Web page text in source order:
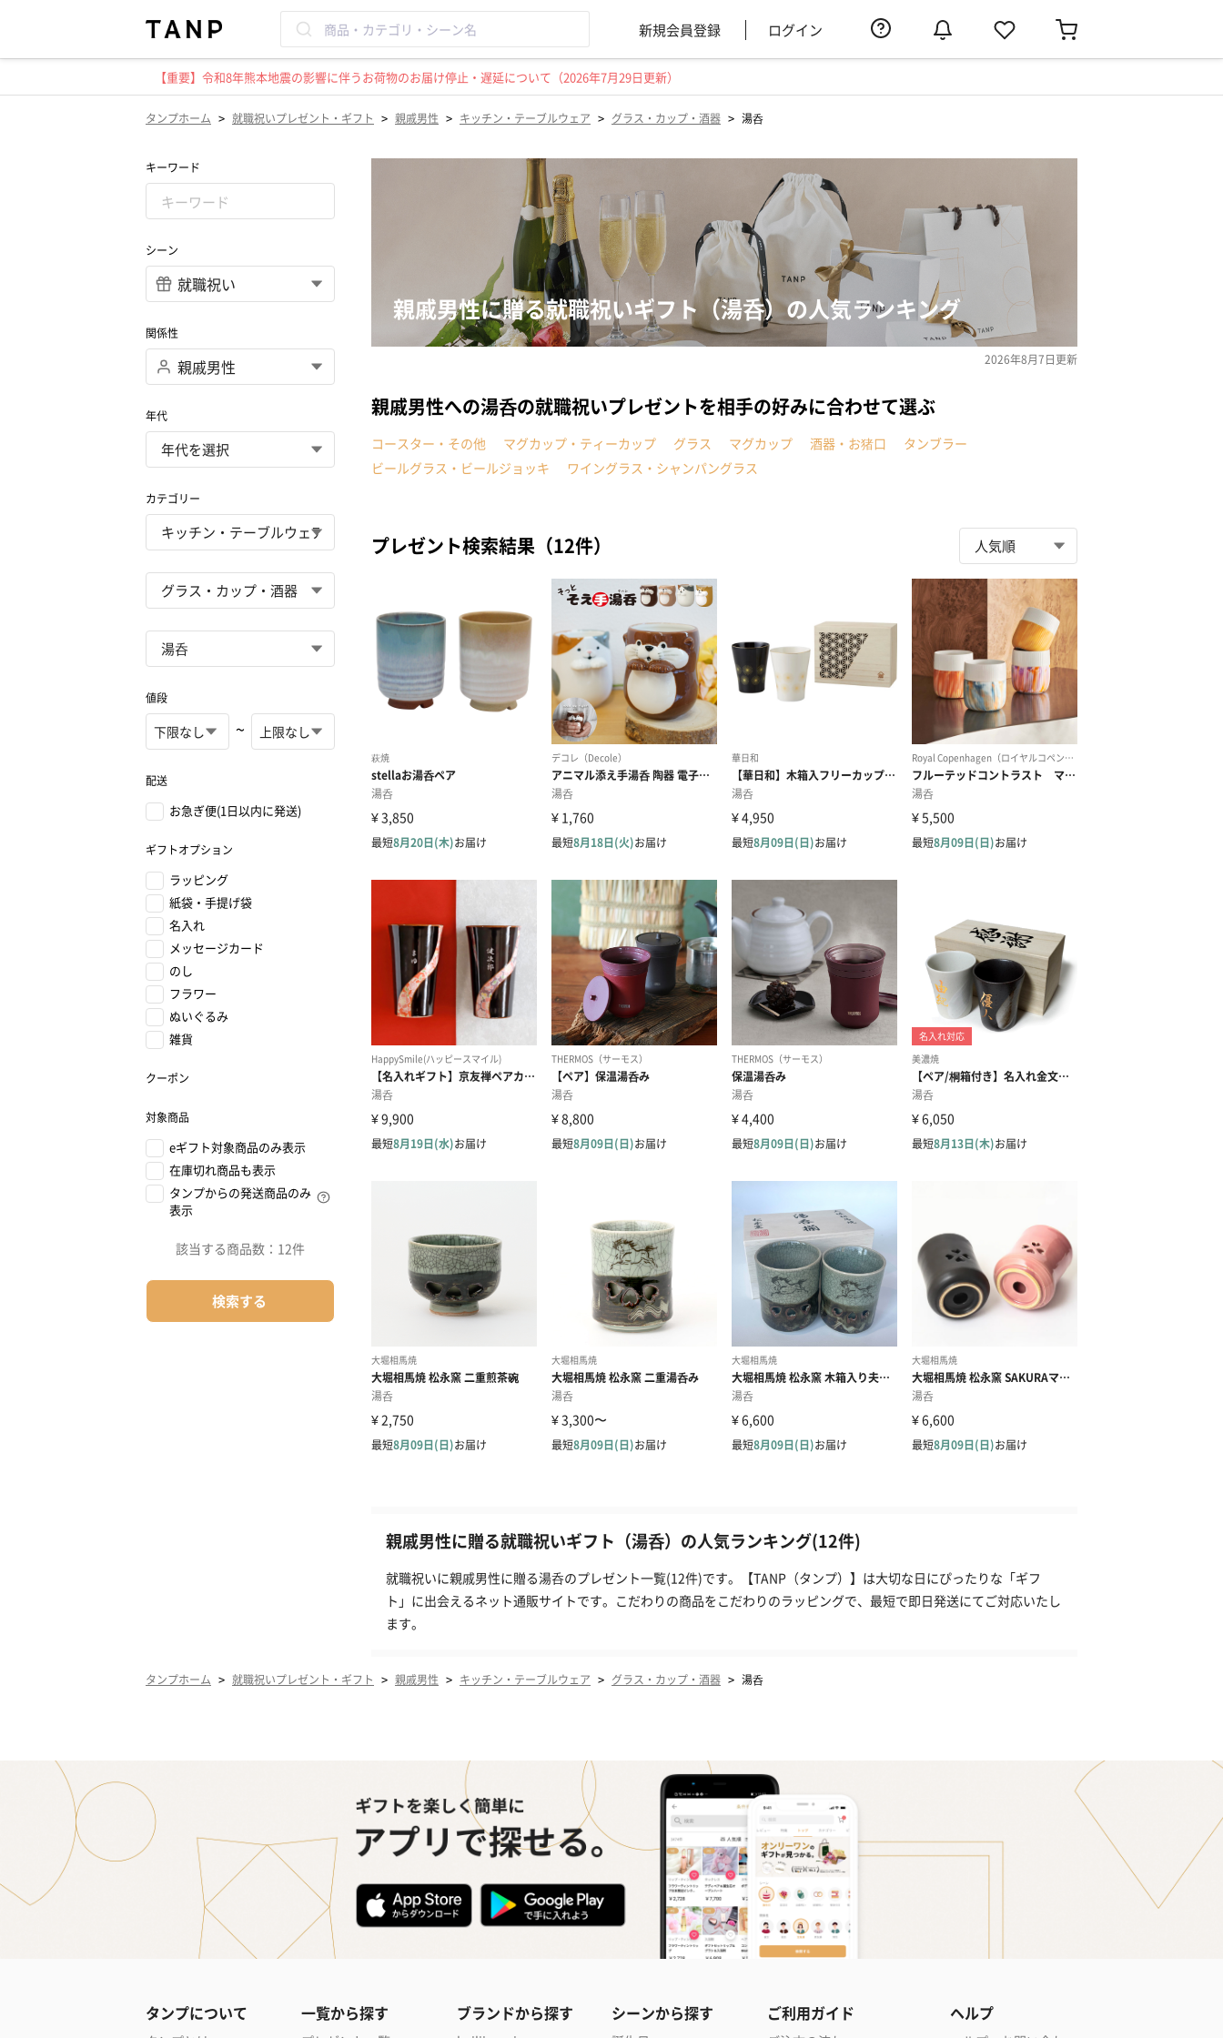
新規会員登録 ログイン
【重要】令和8年熊本地震の影響に伴うお荷物のお届け停止・遅延について（2026年7月29日更新）
タンプホーム > 就職祝いプレゼント・ギフト > 親戚男性 > キッチン・テーブルウェア > グラス・カップ・酒器 > 湯呑
キーワード
シーン
関係性
年代
カテゴリー
値段
~
配送
お急ぎ便(1日以内に発送)
ギフトオプション
ラッピング
紙袋・手提げ袋
名入れ
メッセージカード
のし
フラワー
ぬいぐるみ
雑貨
クーポン
対象商品
eギフト対象商品のみ表示
在庫切れ商品も表示
タンプからの発送商品のみ
表示
該当する商品数： 12件
検索する
親戚男性に贈る就職祝いギフト（湯呑）の人気ランキング
2026年8月7日更新
親戚男性への湯呑の就職祝いプレゼントを相手の好みに合わせて選ぶ
コースター・その他 マグカップ・ティーカップ グラス マグカップ 酒器・お猪口
タンブラー
ビールグラス・ビールジョッキ
ワイングラス・シャンパングラス
プレゼント検索結果（12件）
親戚男性に贈る就職祝いギフト（湯呑）の人気ランキング(12件)
就職祝いに親戚男性に贈る湯呑のプレゼント一覧(12件)です。【TANP（タンプ）】は大切な日にぴったりな「ギフ
ト」に出会えるネット通販サイトです。こだわりの商品をこだわりのラッピングで、最短で即日発送にてご対応いたし
ます。
タンプホーム > 就職祝いプレゼント・ギフト > 親戚男性 > キッチン・テーブルウェア > グラス・カップ・酒器 > 湯呑
タンプについて 一覧から探す ブランドから探す シーンから探す ご利用ガイド ヘルプ